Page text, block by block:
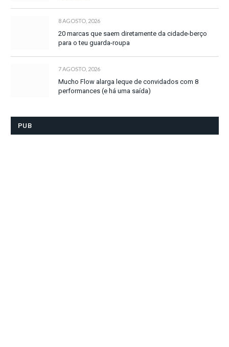
8 AGOSTO, 2026
20 marcas que saem diretamente da cidade-berço
para o teu guarda-roupa
7 AGOSTO, 2026
Mucho Flow alarga leque de convidados com 8
performances (e há uma saída)
PUB